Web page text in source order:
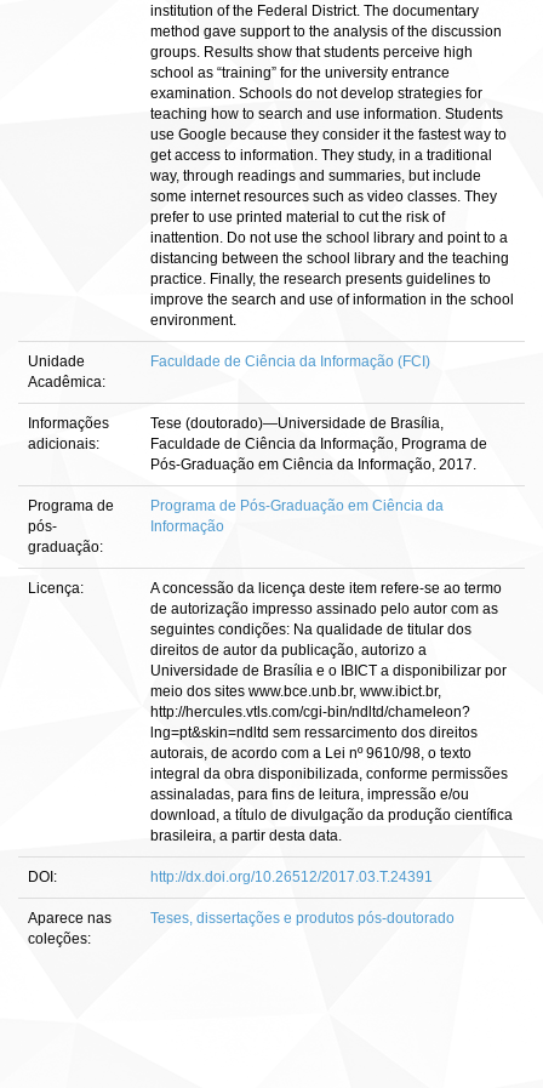
institution of the Federal District. The documentary
method gave support to the analysis of the discussion
groups. Results show that students perceive high
school as “training” for the university entrance
examination. Schools do not develop strategies for
teaching how to search and use information. Students
use Google because they consider it the fastest way to
get access to information. They study, in a traditional
way, through readings and summaries, but include
some internet resources such as video classes. They
prefer to use printed material to cut the risk of
inattention. Do not use the school library and point to a
distancing between the school library and the teaching
practice. Finally, the research presents guidelines to
improve the search and use of information in the school
environment.
Unidade
Acadêmica:
Faculdade de Ciência da Informação (FCI)
Informações
adicionais:
Tese (doutorado)—Universidade de Brasília,
Faculdade de Ciência da Informação, Programa de
Pós-Graduação em Ciência da Informação, 2017.
Programa de
pós-
graduação:
Programa de Pós-Graduação em Ciência da
Informação
Licença:
A concessão da licença deste item refere-se ao termo
de autorização impresso assinado pelo autor com as
seguintes condições: Na qualidade de titular dos
direitos de autor da publicação, autorizo a
Universidade de Brasília e o IBICT a disponibilizar por
meio dos sites www.bce.unb.br, www.ibict.br,
http://hercules.vtls.com/cgi-bin/ndltd/chameleon?
lng=pt&skin=ndltd sem ressarcimento dos direitos
autorais, de acordo com a Lei nº 9610/98, o texto
integral da obra disponibilizada, conforme permissões
assinaladas, para fins de leitura, impressão e/ou
download, a título de divulgação da produção científica
brasileira, a partir desta data.
DOI: http://dx.doi.org/10.26512/2017.03.T.24391
Aparece nas
coleções:
Teses, dissertações e produtos pós-doutorado